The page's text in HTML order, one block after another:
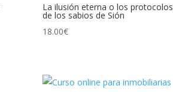
La ilusión eterna o los protocolos
de los sabios de Sión
18.00€